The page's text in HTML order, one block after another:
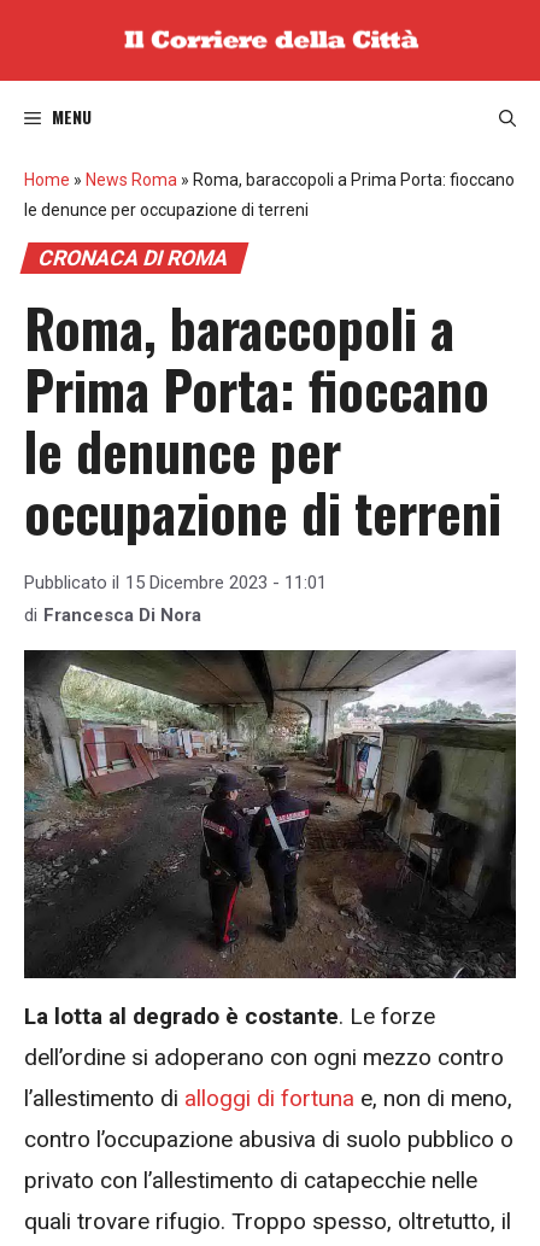
MENU
Home » News Roma » Roma, baraccopoli a Prima Porta: fioccano
le denunce per occupazione di terreni
CRONACA DI ROMA
Roma, baraccopoli a
Prima Porta: fioccano
le denunce per
occupazione di terreni
Pubblicato il 15 Dicembre 2023 - 11:01
di Francesca Di Nora
La lotta al degrado è costante. Le forze
dell’ordine si adoperano con ogni mezzo contro
l’allestimento di alloggi di fortuna e, non di meno,
contro l’occupazione abusiva di suolo pubblico o
privato con l’allestimento di catapecchie nelle
quali trovare rifugio. Troppo spesso, oltretutto, il